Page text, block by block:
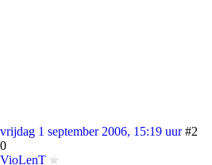
vrijdag 1 september 2006, 15:19 uur #2
0
VioLenT